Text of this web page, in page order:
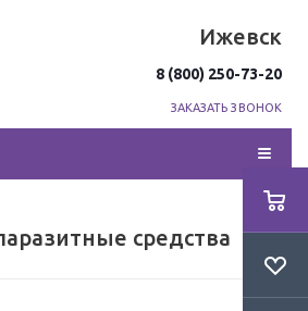
Ижевск
8 (800) 250-73-20
ЗАКАЗАТЬ ЗВОНОК
средства